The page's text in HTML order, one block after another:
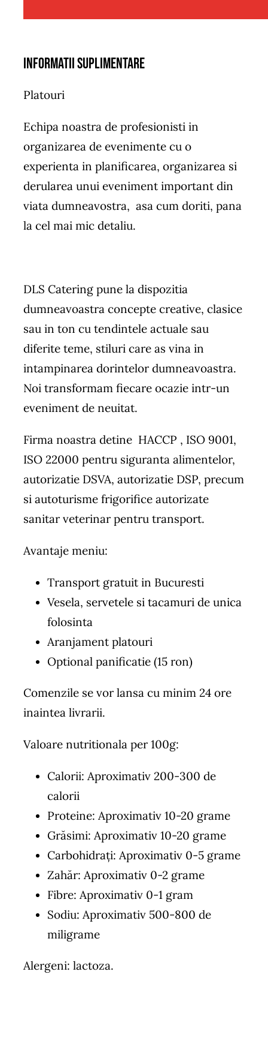
Informatii suplimentare
Platouri
Echipa noastra de profesionisti in
organizarea de evenimente cu o
experienta in planificarea, organizarea si
derularea unui eveniment important din
viata dumneavostra, asa cum doriti, pana
la cel mai mic detaliu.
DLS Catering pune la dispozitia
dumneavoastra concepte creative, clasice
sau in ton cu tendintele actuale sau
diferite teme, stiluri care as vina in
intampinarea dorintelor dumneavoastra.
Noi transformam fiecare ocazie intr-un
eveniment de neuitat.
Firma noastra detine HACCP , ISO 9001,
ISO 22000 pentru siguranta alimentelor,
autorizatie DSVA, autorizatie DSP, precum
si autoturisme frigorifice autorizate
sanitar veterinar pentru transport.
Avantaje meniu:
Transport gratuit in Bucuresti
Vesela, servetele si tacamuri de unica
folosinta
Aranjament platouri
Optional panificatie (15 ron)
Comenzile se vor lansa cu minim 24 ore
inaintea livrarii.
Valoare nutritionala per 100g:
Calorii: Aproximativ 200-300 de
calorii
Proteine: Aproximativ 10-20 grame
Grăsimi: Aproximativ 10-20 grame
Carbohidrați: Aproximativ 0-5 grame
Zahăr: Aproximativ 0-2 grame
Fibre: Aproximativ 0-1 gram
Sodiu: Aproximativ 500-800 de
miligrame
Alergeni: lactoza.